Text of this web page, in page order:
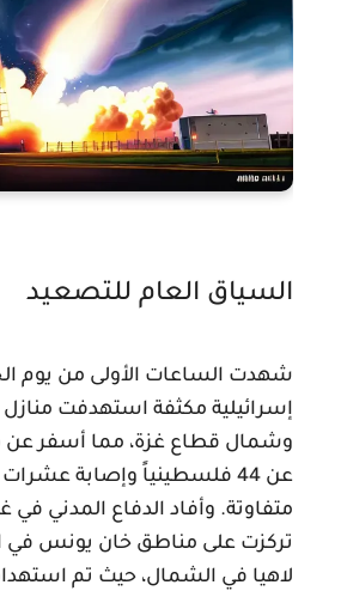
السياق العام للتصعيد
شهدت الساعات الأولى من يوم
إسرائيلية مكثفة استهدفت
وشمال قطاع غزة، مما أسفر عن
عن 44 فلسطينياً وإصابة
متفاوتة. وأفاد الدفاع المدني في
تركزت على مناطق خان يونس في
لاهيا في الشمال، حيث تم